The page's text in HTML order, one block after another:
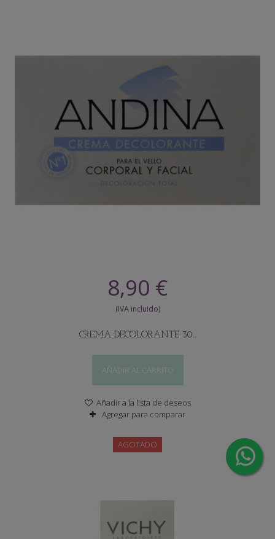
8,90 €
CREMA DECOLORANTE 30...
AÑADIR AL CARRITO
Añadir a la lista de deseos
Agregar para comparar
AGOTADO